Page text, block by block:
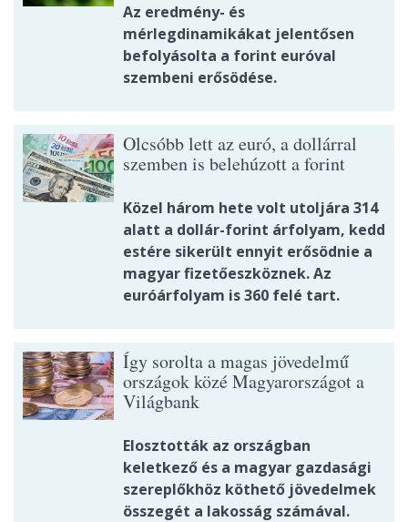
Az eredmény- és
mérlegdinamikákat jelentősen
befolyásolta a forint euróval
szembeni erősödése.
Olcsóbb lett az euró, a dollárral
szemben is belehúzott a forint
Közel három hete volt utoljára 314
alatt a dollár-forint árfolyam, kedd
estére sikerült ennyit erősödnie a
magyar fizetőeszköznek. Az
euróárfolyam is 360 felé tart.
Így sorolta a magas jövedelmű
országok közé Magyarországot a
Világbank
Elosztották az országban
keletkező és a magyar gazdasági
szereplőkhöz köthető jövedelmek
összegét a lakosság számával.